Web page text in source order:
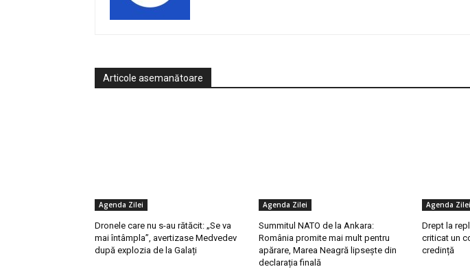
Articole asemanătoare
Agenda Zilei
Dronele care nu s-au rătăcit: „Se va
mai întâmpla”, avertizase Medvedev
după explozia de la Galați
Agenda Zilei
Summitul NATO de la Ankara:
România promite mai mult pentru
apărare, Marea Neagră lipsește din
declarația finală
Agenda Zilei
Drept la
criticat un
credință